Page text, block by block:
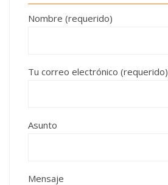
Nombre (requerido)
Tu correo electrónico (requerido)
Asunto
Mensaje